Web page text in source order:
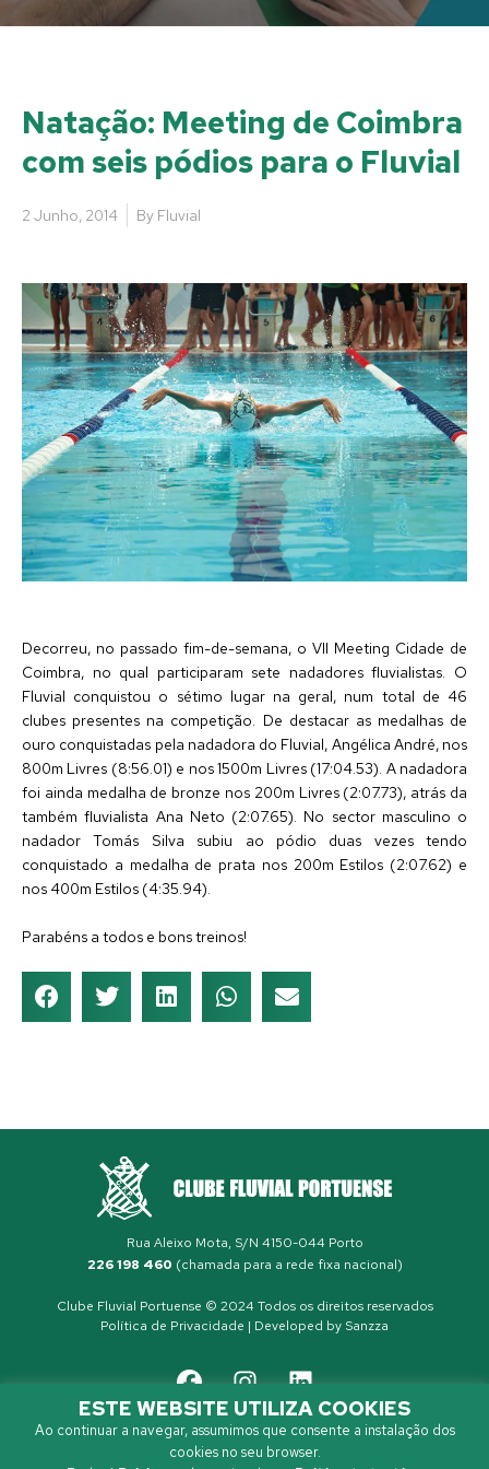
Natação: Meeting de Coimbra
com seis pódios para o Fluvial
2 Junho, 2014 By Fluvial
Decorreu, no passado fim-de-semana, o VII Meeting Cidade de
Coimbra, no qual participaram sete nadadores fluvialistas. O
Fluvial conquistou o sétimo lugar na geral, num total de 46
clubes presentes na competição. De destacar as medalhas de
ouro conquistadas pela nadadora do Fluvial, Angélica André, nos
800m Livres (8:56.01) e nos 1500m Livres (17:04.53). A nadadora
foi ainda medalha de bronze nos 200m Livres (2:07.73), atrás da
também fluvialista Ana Neto (2:07.65). No sector masculino o
nadador Tomás Silva subiu ao pódio duas vezes tendo
conquistado a medalha de prata nos 200m Estilos (2:07.62) e
nos 400m Estilos (4:35.94).
Parabéns a todos e bons treinos!
Rua Aleixo Mota, S/N 4150-044 Porto
226 198 460 (chamada para a rede fixa nacional)
Clube Fluvial Portuense © 2024 Todos os direitos reservados
Política de Privacidade | Developed by Sanzza
ESTE WEBSITE UTILIZA COOKIES
Ao continuar a navegar, assumimos que consente a instalação dos
cookies no seu browser.